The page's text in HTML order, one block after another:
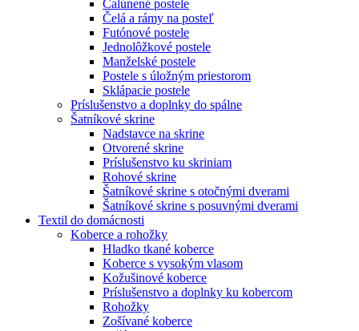
Čalúnené postele
Čelá a rámy na posteľ
Futónové postele
Jednolôžkové postele
Manželské postele
Postele s úložným priestorom
Sklápacie postele
Príslušenstvo a doplnky do spálne
Šatníkové skrine
Nadstavce na skrine
Otvorené skrine
Príslušenstvo ku skriniam
Rohové skrine
Šatníkové skrine s otočnými dverami
Šatníkové skrine s posuvnými dverami
Textil do domácnosti
Koberce a rohožky
Hladko tkané koberce
Koberce s vysokým vlasom
Kožušinové koberce
Príslušenstvo a doplnky ku kobercom
Rohožky
Zošívané koberce